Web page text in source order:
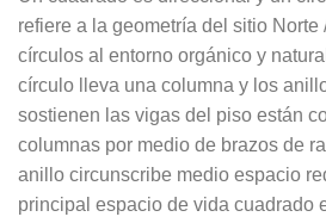
refiere a la geometría del sitio Norte
círculos al entorno orgánico y
círculo lleva una columna y los
sostienen las vigas del piso están
columnas por medio de brazos de
anillo circunscribe medio espacio
principal espacio de vida cuadrado